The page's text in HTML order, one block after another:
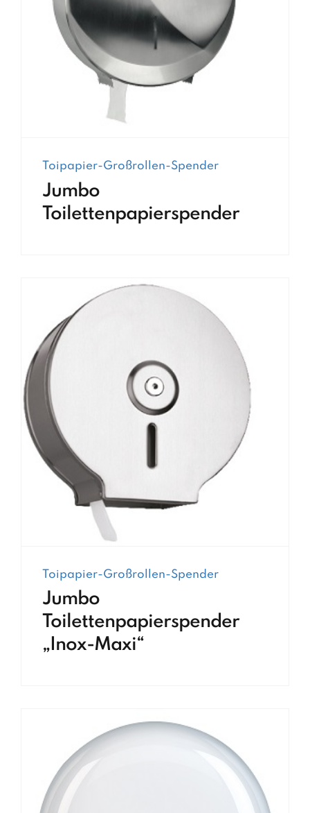
Toipapier-Großrollen-Spender
Jumbo
Toilettenpapierspender
Toipapier-Großrollen-Spender
Jumbo
Toilettenpapierspender
„Inox-Maxi“